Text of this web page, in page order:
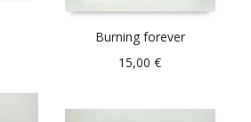
Burning forever
15,00€